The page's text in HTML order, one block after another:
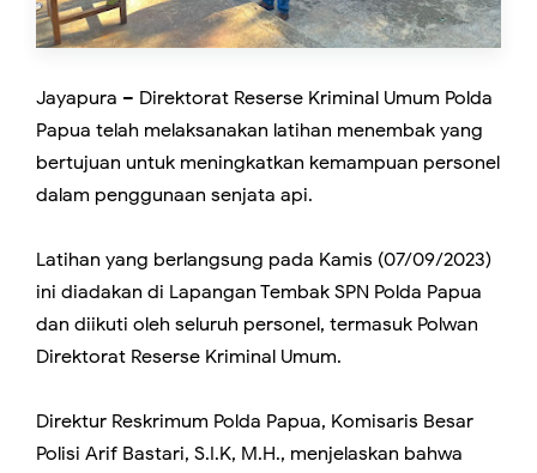
Jayapura – Direktorat Reserse Kriminal Umum Polda
Papua telah melaksanakan latihan menembak yang
bertujuan untuk meningkatkan kemampuan personel
dalam penggunaan senjata api.
Latihan yang berlangsung pada Kamis (07/09/2023)
ini diadakan di Lapangan Tembak SPN Polda Papua
dan diikuti oleh seluruh personel, termasuk Polwan
Direktorat Reserse Kriminal Umum.
Direktur Reskrimum Polda Papua, Komisaris Besar
Polisi Arif Bastari, S.I.K, M.H., menjelaskan bahwa